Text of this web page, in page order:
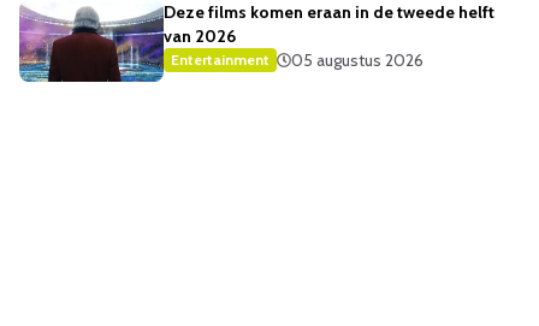
Deze films komen eraan in de tweede helft
van 2026
Entertainment 05 augustus 2026